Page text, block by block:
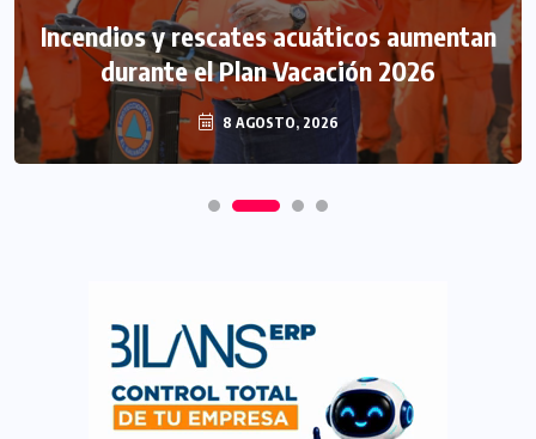
Incendios y rescates acuáticos aumentan
durante el Plan Vacación 2026
8 AGOSTO, 2026